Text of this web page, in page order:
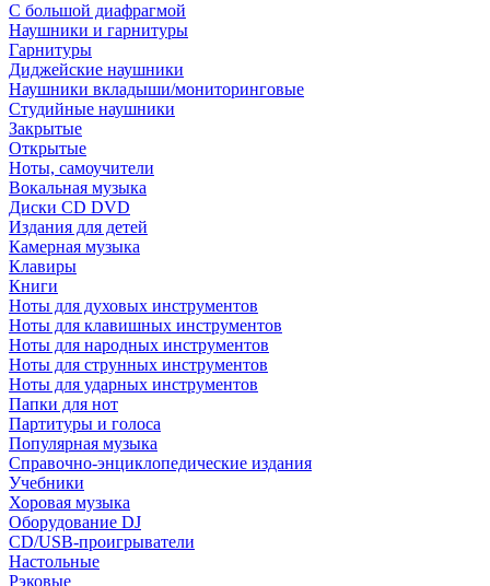
С большой диафрагмой
Наушники и гарнитуры
Гарнитуры
Диджейские наушники
Наушники вкладыши/мониторинговые
Студийные наушники
Закрытые
Открытые
Ноты, самоучители
Вокальная музыка
Диски CD DVD
Издания для детей
Камерная музыка
Клавиры
Книги
Ноты для духовых инструментов
Ноты для клавишных инструментов
Ноты для народных инструментов
Ноты для струнных инструментов
Ноты для ударных инструментов
Папки для нот
Партитуры и голоса
Популярная музыка
Справочно-энциклопедические издания
Учебники
Хоровая музыка
Оборудование DJ
CD/USB-проигрыватели
Настольные
Рэковые